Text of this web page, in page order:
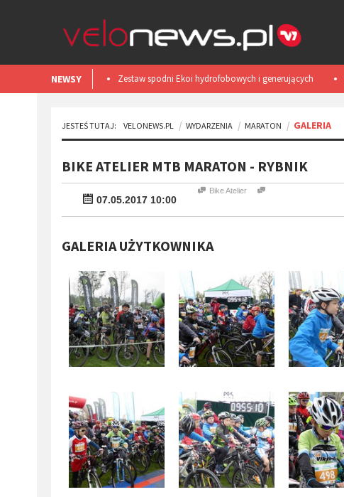
NEWSY Smart light TL50 iGPSPORT. Test
JESTEŚ TUTAJ: VELONEWS.PL WYDARZENIA MARATON GALERIA
BIKE ATELIER MTB MARATON - RYBNIK
07.05.2017 10:00
Bike Atelier
GALERIA UŻYTKOWNIKA